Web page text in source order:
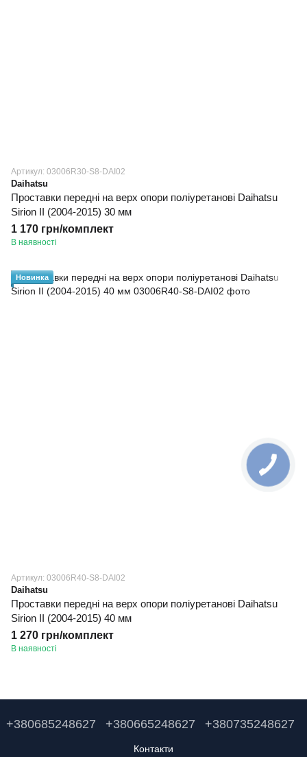
Артикул: 03006R30-S8-DAI02
Daihatsu
Проставки передні на верх опори поліуретанові Daihatsu
Sirion II (2004-2015) 30 мм
1 170 грн/комплект
В наявності
Новинка
Артикул: 03006R40-S8-DAI02
Daihatsu
Проставки передні на верх опори поліуретанові Daihatsu
Sirion II (2004-2015) 40 мм
1 270 грн/комплект
В наявності
+380685248627 +380665248627 +380735248627
Контакти